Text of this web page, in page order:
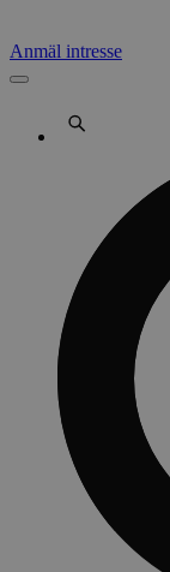
Anmäl intresse